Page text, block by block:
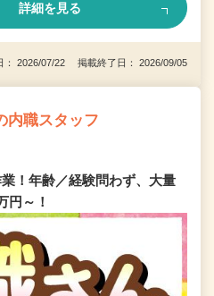
詳細を見る
： 2026/07/22 掲載終了日： 2026/09/05
内職スタッフ
！年齢／経験問わず、大量
円～！